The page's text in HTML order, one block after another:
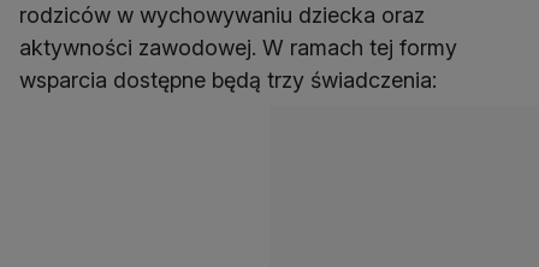
rodziców w wychowywaniu dziecka oraz
aktywności zawodowej. W ramach tej formy
wsparcia dostępne będą trzy świadczenia: